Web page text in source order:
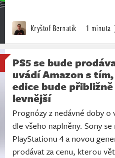
Kryštof Bernatík 1 minuta
PS5 se bude
uvádí Amazon s
edice bude přibližně
levnější
Prognózy z nedávné doby o
dle všeho naplněny. Sony
PlayStationu 4 a novou
prodávat za cenu, kterou